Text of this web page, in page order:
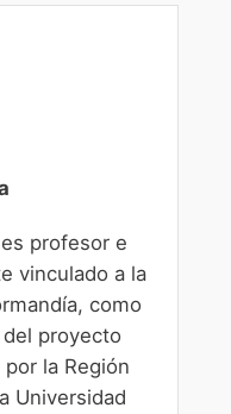
profesor e
vinculado a la
como
proyecto
la Región
Universidad